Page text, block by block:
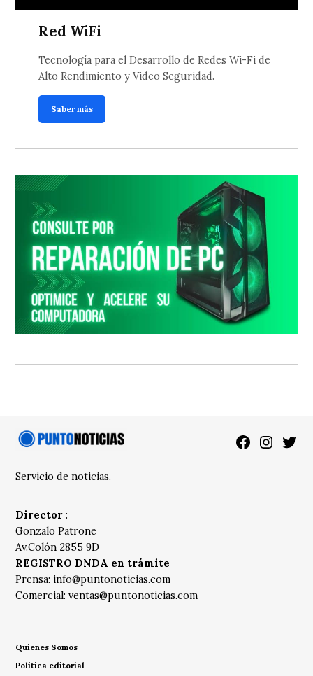
Red WiFi
Tecnología para el Desarrollo de Redes Wi-Fi de
Alto Rendimiento y Video Seguridad.
Saber más
Facebook
Servicio de noticias.
Director :
Gonzalo Patrone
Av.Colón 2855 9D
REGISTRO DNDA en trámite
Prensa: info@puntonoticias.com
Comercial:ventas@puntonoticias.com
Quienes Somos
Política editorial